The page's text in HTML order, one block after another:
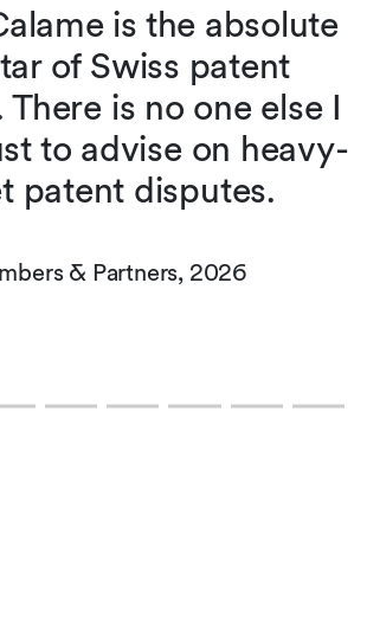
is the absolute
of Swiss patent
is no one else I
to advise on heavy-
patent disputes.
& Partners, 2026